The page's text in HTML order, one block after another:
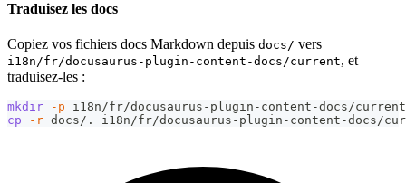
Traduisez les docs
Copiez vos fichiers docs Markdown depuis docs/ vers
i18n/fr/docusaurus-plugin-content-docs/current, et
traduisez-les :
mkdir -p i18n/fr/docusaurus-plugin-content-docs/current
cp
-r docs/. i18n/fr/docusaurus-plugin-content-docs/